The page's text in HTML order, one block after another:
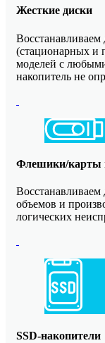
Жесткие диски
Восстанавливаем
(стационарных и
моделей с
накопитель не
Флешики/карты
объемов и
логических
SSD-накопители